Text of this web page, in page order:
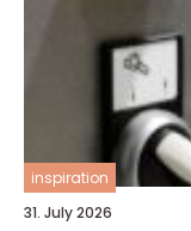
inspiration
31. July 2026